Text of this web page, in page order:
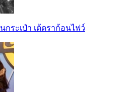
กระเป๋า เต้ดราก้อนไฟว์